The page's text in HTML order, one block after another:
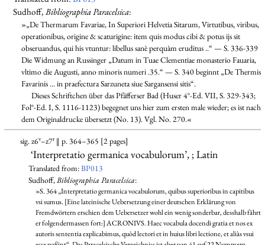
Sudhoff,Bibliographia Paracelsica:
»„De Thermarum Favariae, In Superiori Helvetia Sitarum, Virtutibus, viribus,
operationibus, origine & scaturigine: item quis modus cibi & potus ijs sit
obseruandus, qui his vtuntur: libellus sanè perquàm eruditus ..“ — S. 336-339
Die Widmung an Russinger „Datum in Tuae Clementiae monasterio Fauaria,
vltimo die Augusti, anno minoris numeri .35.“ — S. 340 beginnt „De Thermis
Favarinis ... in praefectura Sarzuneta siue Sargansensi sitis“.
Dieses Schriftchen über das Pfäfferser Bad (Huser 4°-Ed. VII, S. 329-343;
Fol°-Ed. I, S. 1116-1123) begegnet uns hier zum ersten male wieder; es ist nach
dem Originaldrucke übersetzt (No. 13). Vgl. No. 270.«
sig. z6v–z7r‖ p. 364–365 [2 pages]
‘Interpretatio germanica vocabulorum’, ; Latin
Translated from:BP013
Sudhoff,Bibliographia Paracelsica:
»S. 364 „Interpretatio germanica vocabulorum, quibus superioribus in capitibus
vsi sumus. [Eine lateinische Uebersetzung einer deutschen Erklärung von
Fremdwörtern erschien dem Uebersetzer wohl ein wenig sonderbar, desshalb fährt
er folgendermassen fort:] ACRONIVS. Haec vocabula docendi gratia et nos ex
autoris sententia explicabimus, quòd lectori et in huius libri lectione, et aliàs vsui